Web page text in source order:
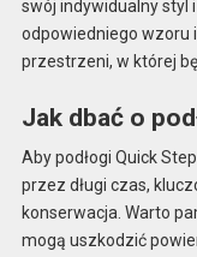
swój indywidualny styl
odpowiedniego wzoru
przestrzeni, w której
Jak dbać o
Aby podłogi Quick
przez długi czas,
konserwacja. Warto
mogą uszkodzić